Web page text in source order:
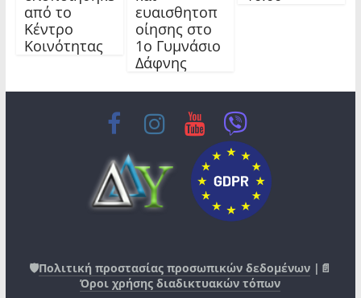
από το
Κέντρο
Κοινότητας
ευαισθητοπ
οίησης στο
1ο Γυμνάσιο
Δάφνης
🛡️Πολιτική προστασίας προσωπικών δεδομένων |📄
Όροι χρήσης διαδικτυακών τόπων